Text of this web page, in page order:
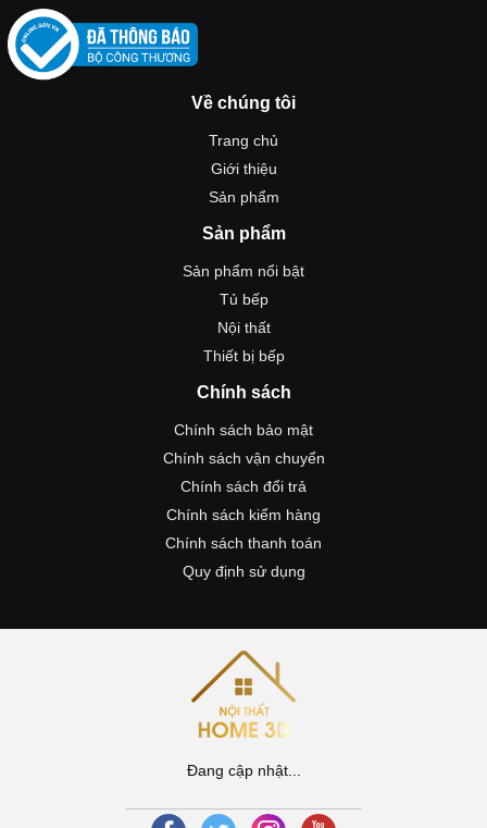
Về chúng tôi
Trang chủ
Giới thiệu
Sản phẩm
Sản phẩm
Sản phẩm nổi bật
Tủ bếp
Nội thất
Thiết bị bếp
Chính sách
Chính sách bảo mật
Chính sách vận chuyển
Chính sách đổi trả
Chính sách kiểm hàng
Chính sách thanh toán
Quy định sử dụng
Đang cập nhật...